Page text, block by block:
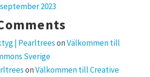
2023
| PearltreesonVälkommen till
Sverige
onVälkommen till Creative